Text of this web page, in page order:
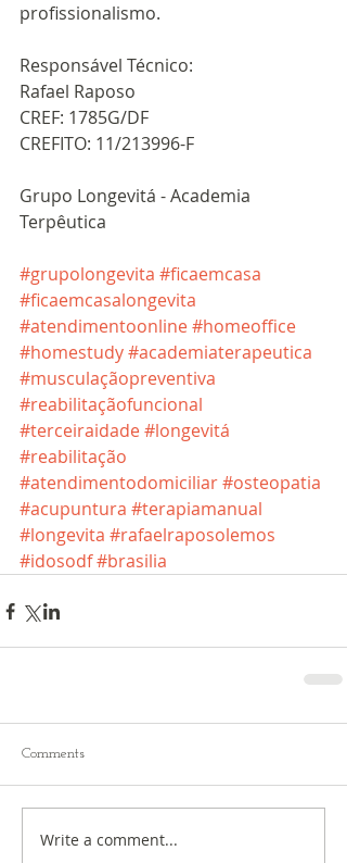
profissionalismo.
Responsável Técnico:
Rafael Raposo
CREF: 1785G/DF
CREFITO: 11/213996-F
Grupo Longevitá - Academia
Terpêutica
#grupolongevita #ficaemcasa
#ficaemcasalongevita
#atendimentoonline#homeoffice
#homestudy#academiaterapeutica
#musculaçãopreventiva
#reabilitaçãofuncional
#terceiraidade#longevitá
#reabilitação
#atendimentodomiciliar#osteopatia
#acupuntura #terapiamanual
#longevita #rafaelraposolemos
#idosodf#brasilia
Comments
Write a comment...